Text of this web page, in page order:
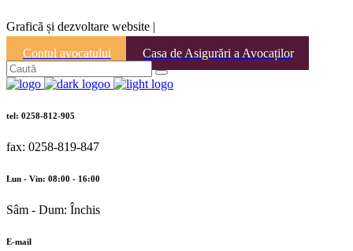
Graficã și dezvoltare website |
Contul avocatului
Casa de Asigurări a Avocaților
tel: 0258-812-905
fax: 0258-819-847
Lun - Vin: 08:00 - 16:00
Sâm - Dum: Închis
E-mail